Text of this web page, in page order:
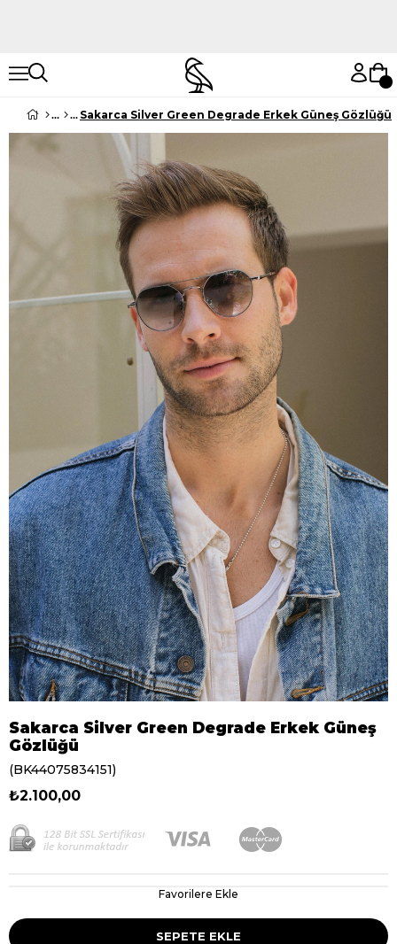
Sakarca Silver Green Degrade Erkek Güneş Gözlüğü
Sakarca Silver Green Degrade Erkek Güneş
Gözlüğü
(BK44075834151)
₺2.100,00
Favorilere Ekle